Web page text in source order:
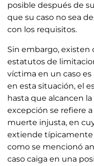
posible después de
que su caso no sea
con los requisitos.
Sin embargo, existen
estatutos de
víctima en un caso
en esta situación, el
hasta que alcancen
excepción se refiere
muerte injusta, en
extiende típicamente
como se mencionó
caso caiga en una